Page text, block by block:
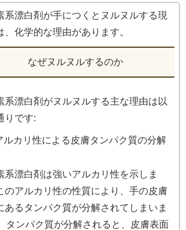
系漂白剤が手につくとヌルヌルする現
、化学的な理由があります。
なぜヌルヌルするのか
系漂白剤がヌルヌルする主な理由は以
りです:
ルカリ性による皮膚タンパク質の分解
系漂白剤は強いアルカリ性を示しま
のアルカリ性の性質により、手の皮膚
あるタンパク質が分解されてしまいま
タンパク質が分解されると、皮膚表面